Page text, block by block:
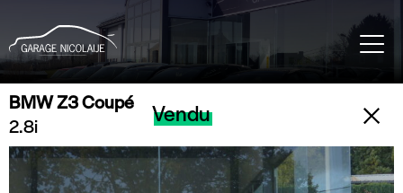
BMW Z3 Coupé
2.8i
Vendu